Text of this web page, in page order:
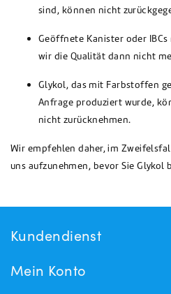
sind, können nicht
Geöffnete Kanister oder
wir die Qualität dann nicht
Glykol, das mit Farbstoffen
Anfrage produziert wurde,
nicht zurücknehmen.
Wir empfehlen daher, im
uns aufzunehmen, bevor Sie Glykol
Kundendienst
Mein Konto